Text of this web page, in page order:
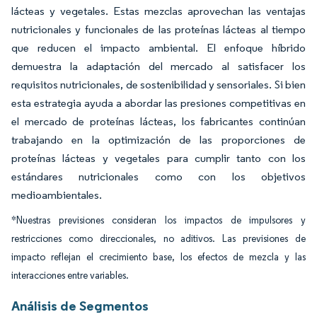
lácteas y vegetales. Estas mezclas aprovechan las ventajas
nutricionales y funcionales de las proteínas lácteas al tiempo
que reducen el impacto ambiental. El enfoque híbrido
demuestra la adaptación del mercado al satisfacer los
requisitos nutricionales, de sostenibilidad y sensoriales. Si bien
esta estrategia ayuda a abordar las presiones competitivas en
el mercado de proteínas lácteas, los fabricantes continúan
trabajando en la optimización de las proporciones de
proteínas lácteas y vegetales para cumplir tanto con los
estándares nutricionales como con los objetivos
medioambientales.
*Nuestras previsiones consideran los impactos de impulsores y
restricciones como direccionales, no aditivos. Las previsiones de
impacto reflejan el crecimiento base, los efectos de mezcla y las
interacciones entre variables.
Análisis de Segmentos